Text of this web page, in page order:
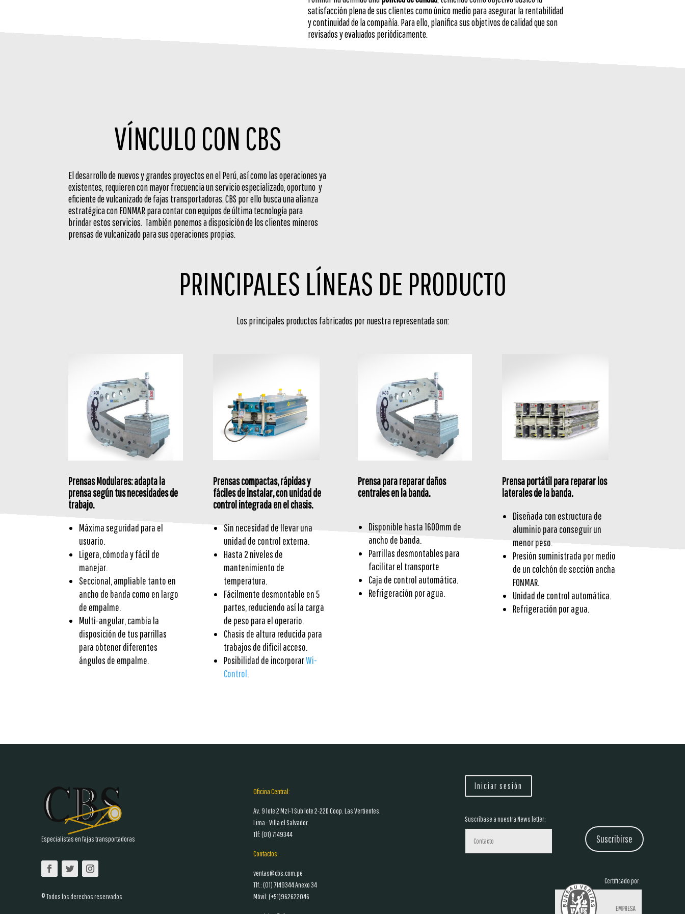
satisfacción plena de sus clientes como único medio para asegurar la rentabilidad
y continuidad de la compañía. Para ello, planifica sus objetivos de calidad que son
revisados y evaluados periódicamente.
VÍNCULO CON CBS
El desarrollo de nuevos y grandes proyectos en el Perú, así como las operaciones ya
existentes, requieren con mayor frecuencia un servicio especializado, oportuno y
eficiente de vulcanizado de fajas transportadoras. CBS por ello busca una alianza
estratégica con FONMAR para contar con equipos de última tecnología para
brindar estos servicios. También ponemos a disposición de los clientes mineros
prensas de vulcanizado para sus operaciones propias.
PRINCIPALES LÍNEAS DE PRODUCTO
Los principales productos fabricados por nuestra representada son:
Prensas Modulares: adapta la
prensa según tus necesidades de
trabajo.
Máxima seguridad para el
usuario.
Ligera, cómoda y fácil de
manejar.
Seccional, ampliable tanto en
ancho de banda como en largo
de empalme.
Multi-angular, cambia la
disposición de tus parrillas
para obtener diferentes
ángulos de empalme.
Prensas compactas, rápidas y
fáciles de instalar, con unidad de
control integrada en el chasis.
Sin necesidad de llevar una
unidad de control externa.
Hasta 2 niveles de
mantenimiento de
temperatura.
Fácilmente desmontable en 5
partes, reduciendo así la carga
de peso para el operario.
Chasis de altura reducida para
trabajos de difícil acceso.
Posibilidad de incorporarWi-
Control.
Prensa para reparar daños
centrales en la banda.
Disponible hasta 1600mm de
ancho de banda.
Parrillas desmontables para
facilitar el transporte
Caja de control automática.
Refrigeración por agua.
Prensa portátil para reparar los
laterales de la banda.
Diseñada con estructura de
aluminio para conseguir un
menor peso.
Presión suministrada por medio
de un colchón de sección ancha
FONMAR.
Unidad de control automática.
Refrigeración por agua.
Especialistas en fajas transportadoras
© Todos los derechos reservados
Oficina Central:
Av. 9 lote 2 MzI-1 Sub lote 2-22D Coop. Las Vertientes.
Lima - Villa el Salvador
Tlf: (01)7149344
Contactos:
ventas@cbs.com.pe
Tlf.: (01)7149344 Anexo 34
Móvil: (+51)962622046
Iniciar sesión
Suscríbase a nuestra News letter:
Suscribirse
Certificado por: